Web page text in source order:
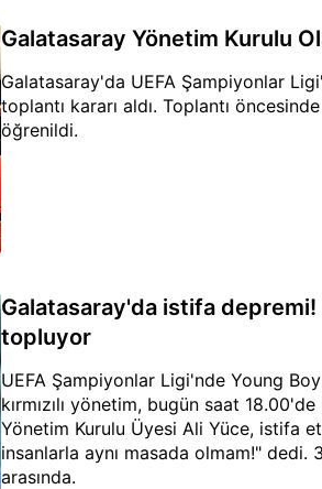
Galatasaray Yönetim Kurulu
Galatasaray'da UEFA Şampiyonlar
toplantı kararı aldı. Toplantı
öğrenildi.
Galatasaray'da istifa
topluyor
UEFA Şampiyonlar Ligi'nde Young
kırmızılı yönetim, bugün saat
Yönetim Kurulu Üyesi Ali Yüce, istifa
insanlarla aynı masada olmam!"
arasında.